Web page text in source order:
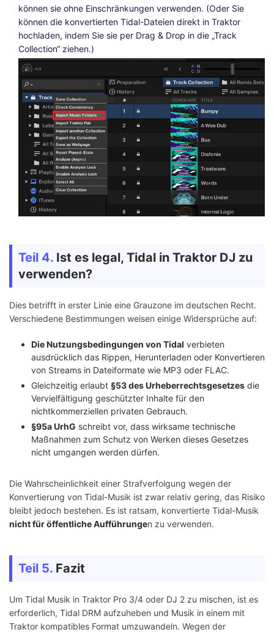
können sie ohne Einschränkungen verwenden. (Oder Sie
können die konvertierten Tidal-Dateien direkt in Traktor
hochladen, indem Sie sie per Drag & Drop in die „Track
Collection“ ziehen.)
Teil 4. Ist es legal, Tidal in Traktor DJ zu
verwenden?
Dies betrifft in erster Linie eine Grauzone im deutschen Recht.
Verschiedene Bestimmungen weisen einige Widersprüche auf:
Die Nutzungsbedingungen von Tidal verbieten
ausdrücklich das Rippen, Herunterladen oder Konvertieren
von Streams in Dateiformate wie MP3 oder FLAC.
Gleichzeitig erlaubt §53 des Urheberrechtsgesetzes die
Vervielfältigung geschützter Inhalte für den
nichtkommerziellen privaten Gebrauch.
§95a UrhG schreibt vor, dass wirksame technische
Maßnahmen zum Schutz von Werken dieses Gesetzes
nicht umgangen werden dürfen.
Die Wahrscheinlichkeit einer Strafverfolgung wegen der
Konvertierung von Tidal-Musik ist zwar relativ gering, das Risiko
bleibt jedoch bestehen. Es ist ratsam, konvertierte Tidal-Musik
nicht für öffentliche Aufführungen zu verwenden.
Teil 5. Fazit
Um Tidal Musik in Traktor Pro 3/4 oder DJ 2 zu mischen, ist es
erforderlich, Tidal DRM aufzuheben und Musik in einem mit
Traktor kompatibles Format umzuwandeln. Wegen der